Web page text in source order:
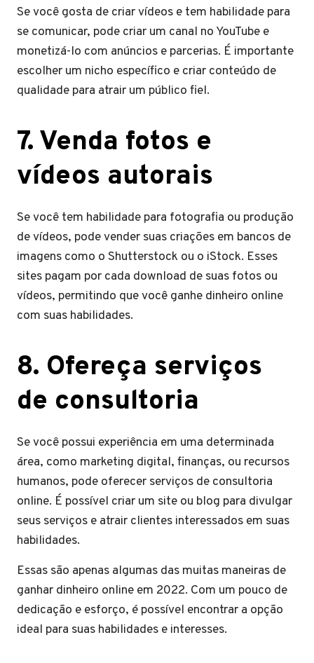
Se você gosta de criar vídeos e tem habilidade para
se comunicar, pode criar um canal no YouTube e
monetizá-lo com anúncios e parcerias. É importante
escolher um nicho específico e criar conteúdo de
qualidade para atrair um público fiel.
7. Venda fotos e
vídeos autorais
Se você tem habilidade para fotografia ou produção
de vídeos, pode vender suas criações em bancos de
imagens como o Shutterstock ou o iStock. Esses
sites pagam por cada download de suas fotos ou
vídeos, permitindo que você ganhe dinheiro online
com suas habilidades.
8. Ofereça serviços
de consultoria
Se você possui experiência em uma determinada
área, como marketing digital, finanças, ou recursos
humanos, pode oferecer serviços de consultoria
online. É possível criar um site ou blog para divulgar
seus serviços e atrair clientes interessados em suas
habilidades.
Essas são apenas algumas das muitas maneiras de
ganhar dinheiro online em 2022. Com um pouco de
dedicação e esforço, é possível encontrar a opção
ideal para suas habilidades e interesses.